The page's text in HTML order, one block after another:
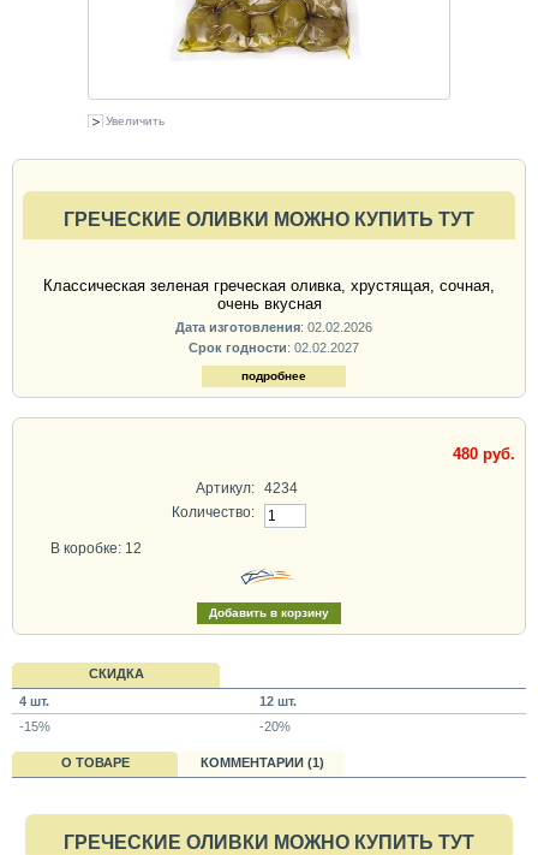
Увеличить
ГРЕЧЕСКИЕ ОЛИВКИ МОЖНО КУПИТЬ ТУТ
Классическая зеленая греческая оливка, хрустящая, сочная,
очень вкусная
Дата изготовления: 02.02.2026
Срок годности: 02.02.2027
подробнее
480 руб.
Артикул: 4234
Количество:
В коробке: 12
СКИДКА
4 шт.
12 шт.
-15%
-20%
О ТОВАРЕ КОММЕНТАРИИ (1)
ГРЕЧЕСКИЕ ОЛИВКИ МОЖНО КУПИТЬ ТУТ